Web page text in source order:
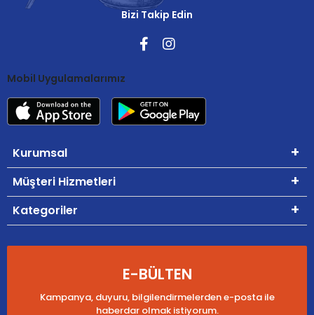
Bizi Takip Edin
Mobil Uygulamalarımız
Kurumsal
Müşteri Hizmetleri
Kategoriler
E-BÜLTEN
Kampanya, duyuru, bilgilendirmelerden e-posta ile
haberdar olmak istiyorum.